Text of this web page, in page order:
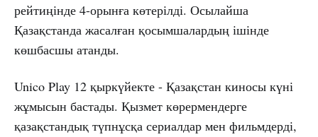
рейтиңінде 4-орынға көтерілді. Осылайша
Қазақстанда жасалған қосымшалардың ішінде
көшбасшы атанды.
Unico Play 12 қыркүйекте - Қазақстан киносы күні
жұмысын бастады. Қызмет көрермендерге
қазақстандық түпнұсқа сериалдар мен фильмдерді,